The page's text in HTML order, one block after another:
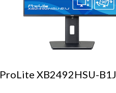
ProLite XB2492HSU-B1J